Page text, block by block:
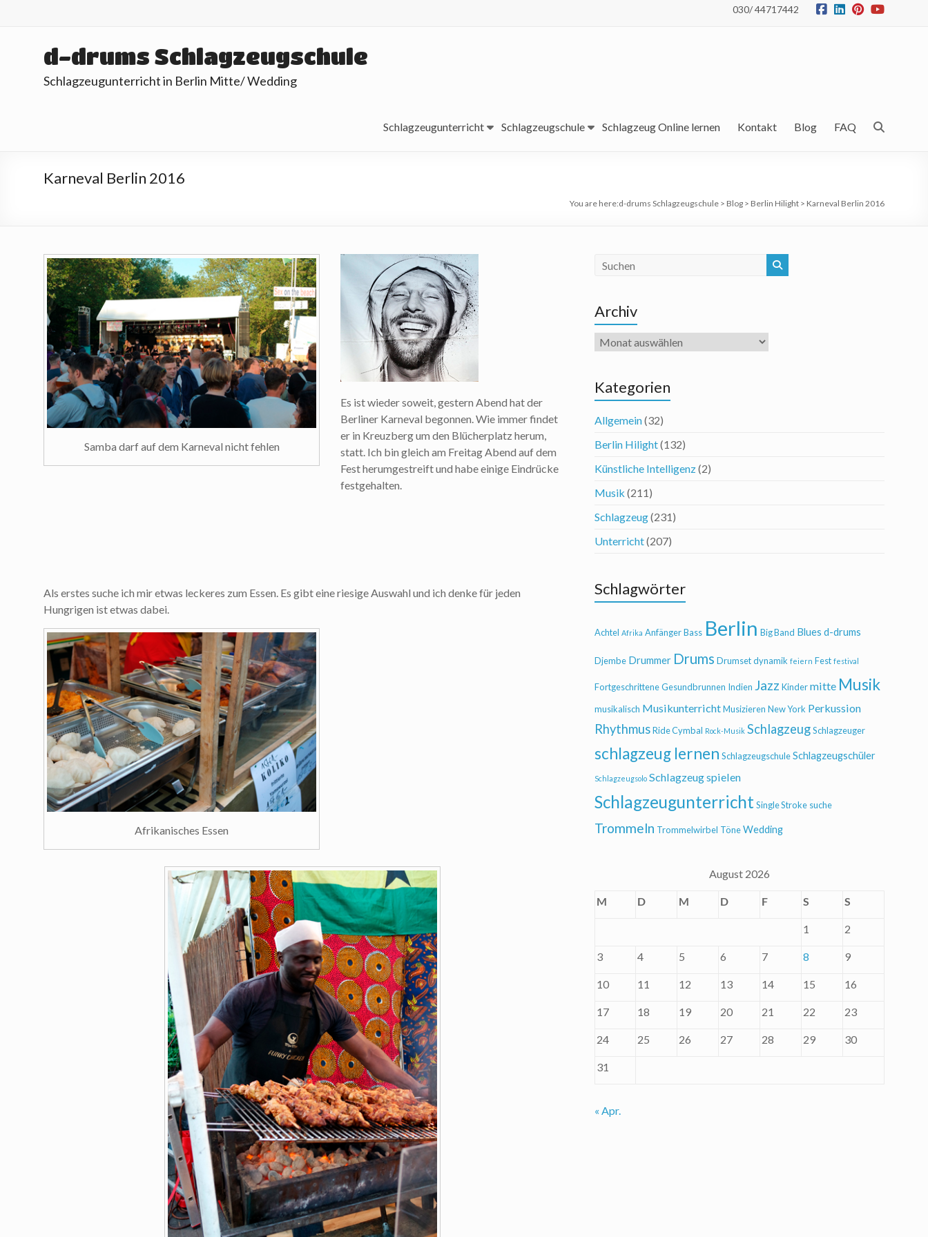
030/ 44717442
d-drums Schlagzeugschule
Schlagzeugunterricht in Berlin Mitte/ Wedding
Schlagzeugunterricht Schlagzeugschule Schlagzeug Online lernen Kontakt Blog FAQ
Karneval Berlin 2016
You are here:d-drums Schlagzeugschule > Blog > Berlin Hilight > Karneval Berlin 2016
Samba darf auf dem Karneval nicht fehlen
Es ist wieder soweit, gestern Abend hat der
Berliner Karneval begonnen. Wie immer findet
er in Kreuzberg um den Blücherplatz herum,
statt. Ich bin gleich am Freitag Abend auf dem
Fest herumgestreift und habe einige Eindrücke
festgehalten.
Als erstes suche ich mir etwas leckeres zum Essen. Es gibt eine riesige Auswahl und ich denke für jeden
Hungrigen ist etwas dabei.
Afrikanisches Essen
Archiv
Archiv
Kategorien
Allgemein(32)
Berlin Hilight(132)
Künstliche Intelligenz(2)
Musik (211)
Schlagzeug(231)
Unterricht(207)
Schlagwörter
Achtel Afrika AnfängerBass Berlin Big Band Blues d-drums
Djembe Drummer Drums Drumsetdynamik feiern Fest festival
FortgeschritteneGesundbrunnen Indien Jazz Kindermitte Musik
musikalisch MusikunterrichtMusizieren New York Perkussion
RhythmusRide Cymbal Rock-Musik SchlagzeugSchlagzeuger
schlagzeug lernen SchlagzeugschuleSchlagzeugschüler
Schlagzeugsolo Schlagzeug spielen
SchlagzeugunterrichtSingle Stroke suche
Trommeln Trommelwirbel TöneWedding
August 2026
M D M D F S S
1 2
3 4 5 6 7 8 9
10 11 12 13 14 15 16
17 18 19 20 21 22 23
24 25 26 27 28 29 30
31
« Apr.